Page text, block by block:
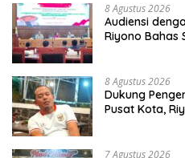
8 Agustus 2026
Audiensi
Riyono Bahas
8 Agustus 2026
Dukung
Pusat Kota,
7 Agustus 2026